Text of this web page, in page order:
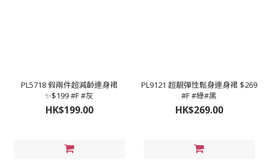
PL5718 假兩件超減齡連身裙
✨$199 #F #灰
HK$199.00
PL9121 超靚彈性鬆身連身裙 $269
#F #綠#黑
HK$269.00